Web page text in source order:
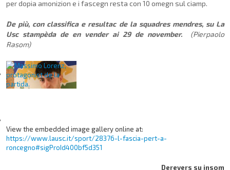
per dopia amonizion e i fascegn resta con 10 omegn sul ciamp.
De più, con classifica e resultac de la squadres mendres, su La
Usc stampèda de en vender ai 29 de november.
(Pierpaolo
Rasom)
View the embedded image gallery online at:
https://www.lausc.it/sport/28376-l-fascia-pert-a-
roncegno#sigProId400bf5d351
Derevers su insom